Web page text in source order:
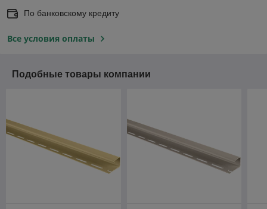
По банковскому кредиту
Все условия оплаты
Подобные товары компании